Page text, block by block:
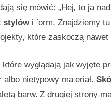
się mówić: „Hej, to ja
stylów i form. Znajdziemy
które zaskoczą
wyglądają jak wyjęte
nietypowy materiał.
barw. Z drugiej strony